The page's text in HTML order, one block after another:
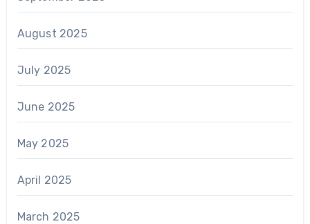
August 2025
July 2025
June 2025
May 2025
April 2025
March 2025